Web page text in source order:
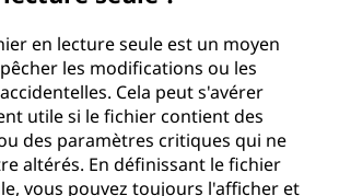
en lecture seule est un moyen
les modifications ou les
Cela peut s'avérer
utile si le fichier contient des
des paramètres critiques qui ne
altérés. En définissant le fichier
vous pouvez toujours l'afficher et